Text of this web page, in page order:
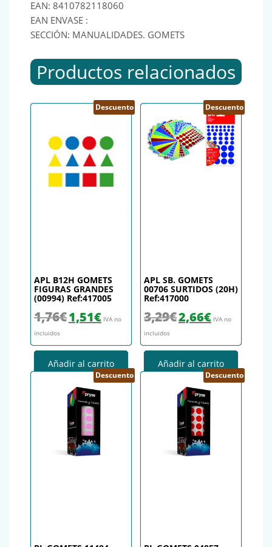
EAN: 8410782118060
EAN ENVASE :
SECCIÓN: MANUALIDADES. GOMETS
Productos relacionados
Descuento
APL B12H GOMETS
FIGURAS GRANDES
(00994) Ref:417005
1,76€ El precio original era: 1,76€.
1,51€El precio actual es: 1,51€.
IVA no
incluidos
Añadir al carrito
Descuento
APL SB. GOMETS
00706 SURTIDOS (20H)
Ref:417000
3,29€El precio original era: 3,29€.
2,66€El precio actual
IVA no
incluidos
Añadir al carrito
Descuento Descuento